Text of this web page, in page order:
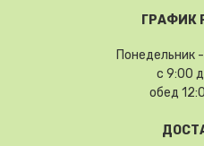
ГРАФИК
Понедельник
с 9:00
обед